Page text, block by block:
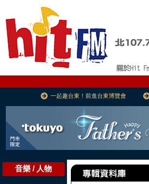
一起趣台東！前進台東博覽會
音樂 / 人物